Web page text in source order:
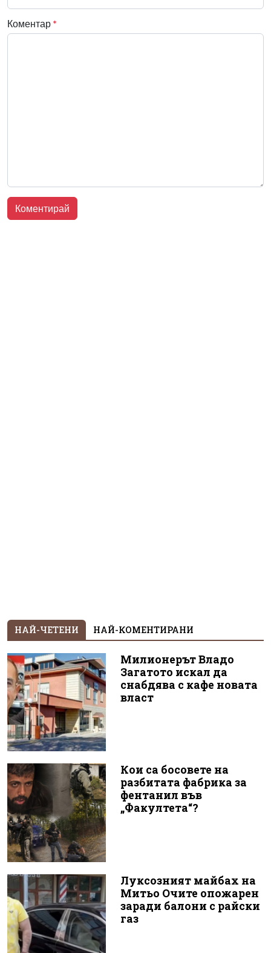
Коментар *
НАЙ-ЧЕТЕНИ НАЙ-КОМЕНТИРАНИ
Милионерът Владо
Загатото искал да
снабдява с кафе новата
власт
Кои са босовете на
разбитата фабрика за
фентанил във
„Факултета“?
Луксозният майбах на
Митьо Очите опожарен
заради балони с райски
газ